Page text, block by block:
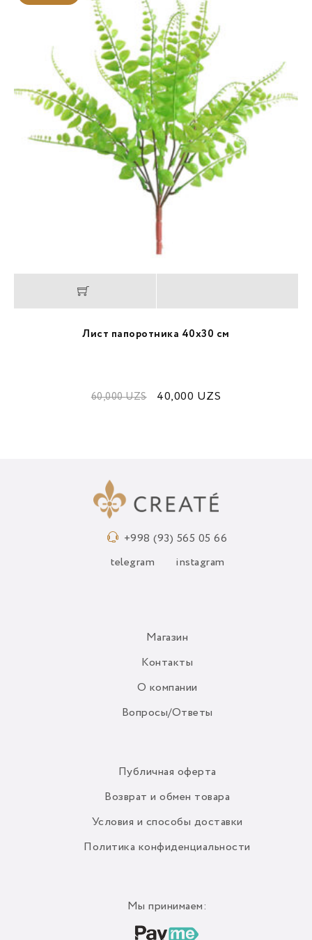
Лист папоротника 40х30 см
60,000UZS 40,000 UZS
+998 (93) 565 05 66
telegram instagram
Магазин
Контакты
О компании
Вопросы/Ответы
Публичная оферта
Возврат и обмен товара
Условия и способы доставки
Политика конфиденциальности
Мы принимаем: